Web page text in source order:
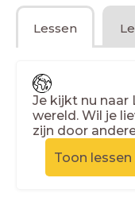
Lessen
Je kijkt nu naar
wereld. Wil je
zijn door
Toon lessen